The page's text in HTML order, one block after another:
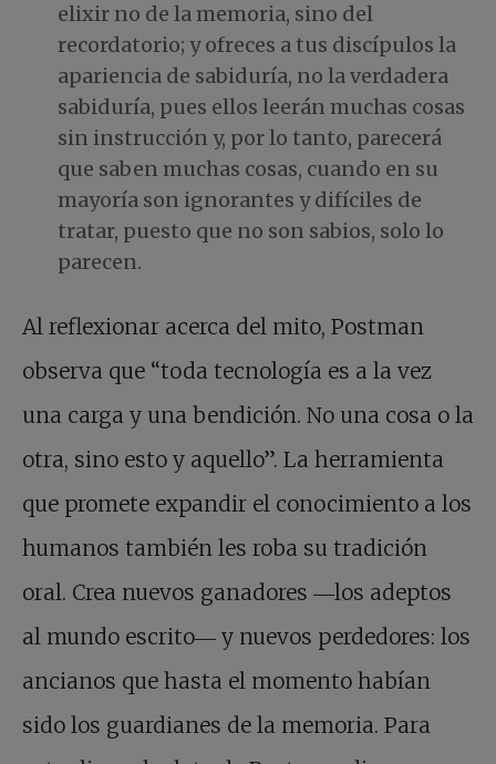
elixir no de la memoria, sino del
recordatorio; y ofreces a tus discípulos la
apariencia de sabiduría, no la verdadera
sabiduría, pues ellos leerán muchas cosas
sin instrucción y, por lo tanto, parecerá
que saben muchas cosas, cuando en su
mayoría son ignorantes y difíciles de
tratar, puesto que no son sabios, solo lo
parecen.
Al reflexionar acerca del mito, Postman
observa que “toda tecnología es a la vez
una carga y una bendición. No una cosa o la
otra, sino esto y aquello”. La herramienta
que promete expandir el conocimiento a los
humanos también les roba su tradición
oral. Crea nuevos ganadores ―los adeptos
al mundo escrito― y nuevos perdedores: los
ancianos que hasta el momento habían
sido los guardianes de la memoria. Para